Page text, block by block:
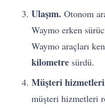
Ulaşım. Otonom
Waymo erken
Waymo araçları
kilometre sürdü.
Müşteri
müşteri hizmetleri